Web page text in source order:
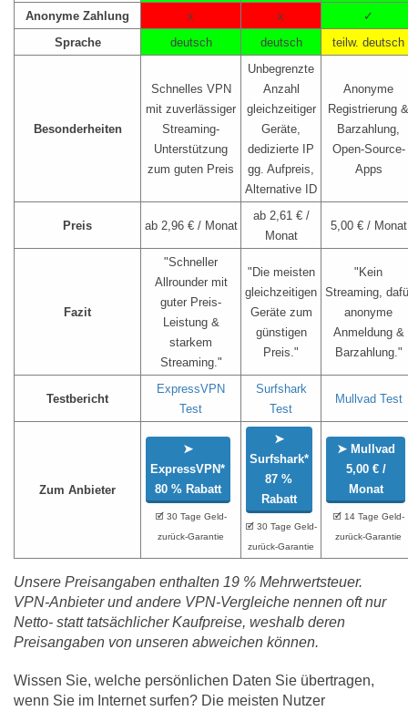
Anonyme Zahlung
x x
✓
Sprache
deutsch deutsch teilw. deutsch
Besonderheiten
Schnelles VPN
mit zuverlässiger
Streaming-
Unterstützung
zum guten Preis
Unbegrenzte
Anzahl
gleichzeitiger
Geräte,
dedizierte IP
gg. Aufpreis,
Alternative ID
Anonyme
Registrierung &
Barzahlung,
Open-Source-
Apps
Preis ab 2,96 € / Monat
ab 2,61 € /
Monat
5,00 € / Monat
Fazit
"Schneller
Allrounder mit
guter Preis-
Leistung &
starkem
Streaming."
"Die meisten
gleichzeitigen
Geräte zum
günstigen
Preis."
"Kein
Streaming,
anonyme
Anmeldung &
Barzahlung."
Testbericht
ExpressVPN
Test
Surfshark
Test
Mullvad Test
Zum Anbieter
➤
ExpressVPN*
80 % Rabatt
🗹 30 Tage Geld-
zurück-Garantie
➤
Surfshark*
87 %
Rabatt
🗹 30 Tage Geld-
zurück-Garantie
➤ Mullvad
5,00 € /
Monat
🗹 14 Tage Geld-
zurück-Garantie
Unsere Preisangaben enthalten 19 % Mehrwertsteuer.
VPN-Anbieter und andere VPN-Vergleiche nennen oft nur
Netto- statt tatsächlicher Kaufpreise, weshalb deren
Preisangaben von unseren abweichen können.
Wissen Sie, welche persönlichen Daten Sie übertragen,
wenn Sie im Internet surfen? Die meisten Nutzer